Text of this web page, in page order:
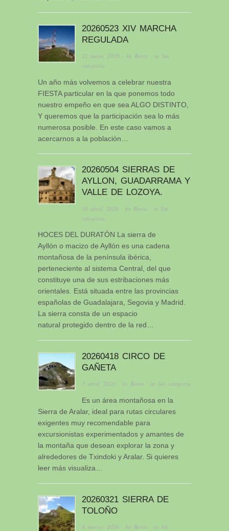
20260523 XIV MARCHA
REGULADA
12 mayo, 2026 · by Berni · inSin
categoría
Un año más volvemos a celebrar nuestra
FIESTA particular en la que ponemos todo
nuestro empeño en que sea ALGO DISTINTO,
Y queremos que la participación sea lo más
numerosa posible. En este caso vamos a
acercarnos a la población…
20260504 SIERRAS DE
AYLLON, GUADARRAMA Y
VALLE DE LOZOYA.
16 abril, 2026 · by Berni · inSin
categoría
HOCES DEL DURATÓN La sierra de
Ayllón o macizo de Ayllón es una cadena
montañosa de la península ibérica,
perteneciente al sistema Central, del que
constituye una de sus estribaciones más
orientales. Está situada entre las provincias
españolas de Guadalajara, Segovia y Madrid.
La sierra consta de un espacio
natural protegido dentro de la red…
20260418 CIRCO DE
GAÑETA
5 abril, 2026 · byBerni · inSin categoría
Es un área montañosa en la
Sierra de Aralar, ideal para rutas circulares
exigentes muy recomendable para
excursionistas experimentados y amantes de
la montaña que desean explorar la zona y
alrededores de Txindoki y Aralar. Si quieres
leer más visualiza…
20260321 SIERRA DE
TOLOÑO
8 marzo, 2026 · by Berni · inSin